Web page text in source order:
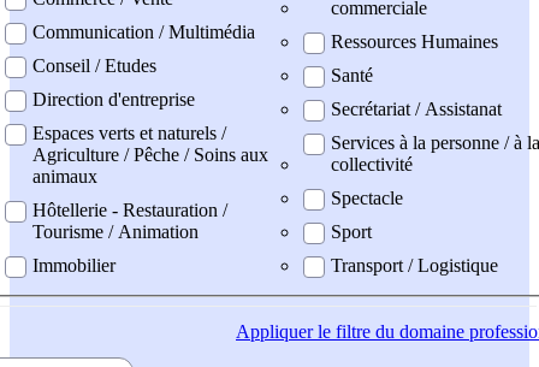
Communication / Multimédia
Conseil / Etudes
Direction d'entreprise
Espaces verts et naturels /
Agriculture / Pêche / Soins aux
animaux
Hôtellerie - Restauration /
Tourisme / Animation
Immobilier
commerciale
Ressources Humaines
Santé
Secrétariat / Assistanat
Services à la personne / à la
collectivité
Spectacle
Sport
Transport / Logistique
Appliquerle filtre du domaine